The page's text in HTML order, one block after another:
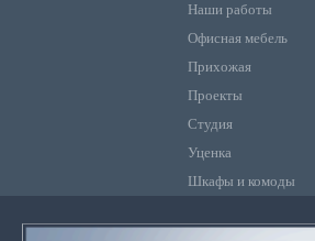
Наши работы
Офисная мебель
Прихожая
Проекты
Студия
Уценка
Шкафы и комоды